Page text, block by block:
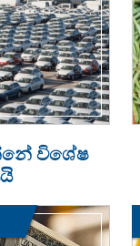
විශේෂ